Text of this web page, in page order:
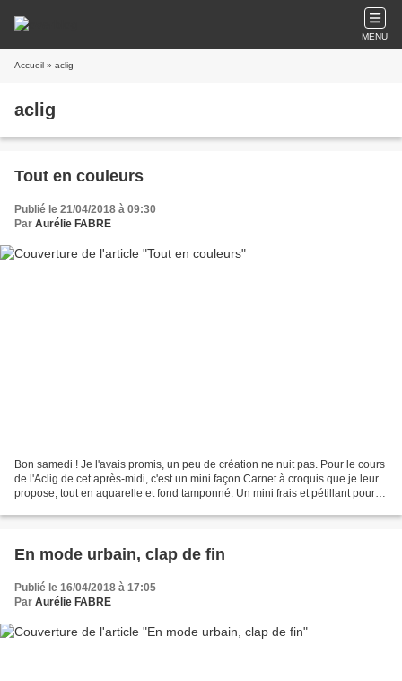
MENU
Accueil » aclig
aclig
Tout en couleurs
Publié le 21/04/2018 à 09:30
Par Aurélie FABRE
Bon samedi ! Je l'avais promis, un peu de création ne nuit pas. Pour le cours
de l'Aclig de cet après-midi, c'est un mini façon Carnet à croquis que je leur
propose, tout en aquarelle et fond tamponné. Un mini frais et pétillant pour
En mode urbain, clap de fin
Publié le 16/04/2018 à 17:05
Par Aurélie FABRE